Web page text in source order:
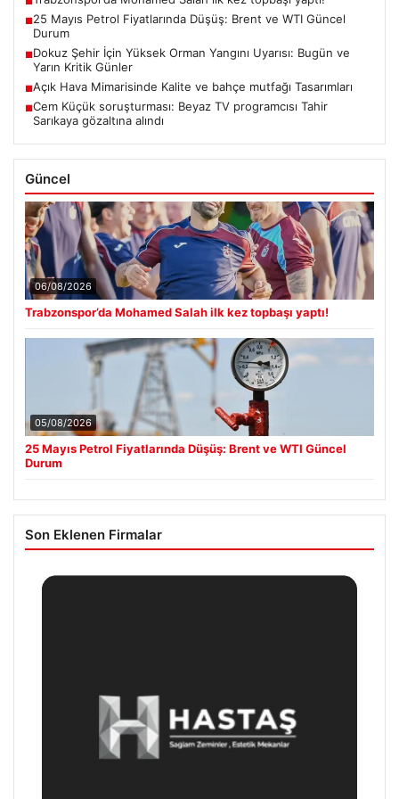
■25 Mayıs Petrol Fiyatlarında Düşüş: Brent ve WTI Güncel
Durum
■Dokuz Şehir İçin Yüksek Orman Yangını Uyarısı: Bugün ve
Yarın Kritik Günler
■Açık Hava Mimarisinde Kalite ve bahçe mutfağı Tasarımları
■Cem Küçük soruşturması: Beyaz TV programcısı Tahir
Sarıkaya gözaltına alındı
Güncel
06/08/2026
Trabzonspor’da Mohamed Salah ilk kez topbaşı yaptı!
05/08/2026
25 Mayıs Petrol Fiyatlarında Düşüş: Brent ve WTI Güncel
Durum
Son Eklenen Firmalar